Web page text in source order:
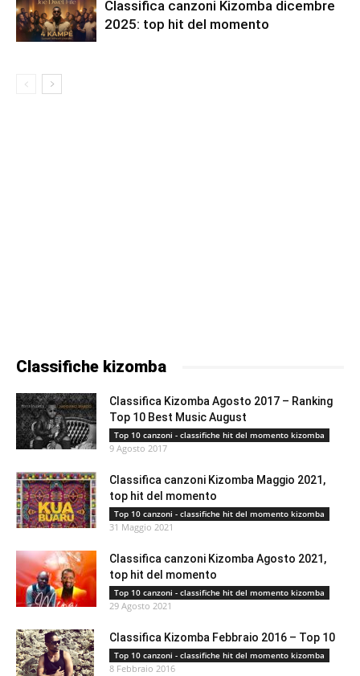
Classifica canzoni Kizomba dicembre
2025: top hit del momento
Classifiche kizomba
Classifica Kizomba Agosto 2017 – Ranking
Top 10 Best Music August
Top 10 canzoni - classifiche hit del momento kizomba
9 Agosto 2017
Classifica canzoni Kizomba Maggio 2021,
top hit del momento
Top 10 canzoni - classifiche hit del momento kizomba
31 Maggio 2021
Classifica canzoni Kizomba Agosto 2021,
top hit del momento
Top 10 canzoni - classifiche hit del momento kizomba
29 Agosto 2021
Classifica Kizomba Febbraio 2016 – Top 10
Top 10 canzoni - classifiche hit del momento kizomba
8 Febbraio 2016